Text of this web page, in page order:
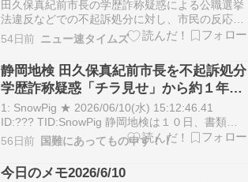
て何だったんだｗｗｗ
田久保真紀前市長の学歴詐称疑惑による公職選挙
法違反などでの不起訴処分に対し、市民の反応が
分かれる中、伊東市の市政と市民の今後の対応が
問われています。 田久保真紀前市長を刑事告発し
た千葉県の男性 不起訴処分を不服として来週にも
検察審査会へ審査申し立てへ=静岡・伊東市 …静
岡県伊東市…
54日前 ニュー速タイムズ
静岡地検 田久保真紀前市長を不起訴処分
学歴詐称疑惑「チラ見せ」から約１年…
公職選挙法違反など３容疑で捜査も嫌疑
不十分で 静岡・伊東市 [6/11]
1: SnowPig ★ 2026/06/10(水) 15:12:46.41
ID:??? TID:SnowPig 静岡地検は１０日、書類送
検されていた静岡・伊東市の田久保真紀前市長の
公職選挙法違反などの容疑について、不起訴処分
とした。 つづきはこちら https://news…
56日前 国難にあってもの申す！！
今日のメモ2026/6/10